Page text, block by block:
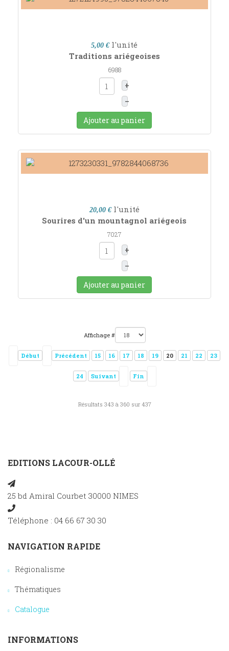
5,00 € l'unité
Traditions ariégeoises
6988
+
–
Ajouter au panier
20,00 € l'unité
Sourires d'un mountagnol ariégeois
7027
+
–
Ajouter au panier
Affichage #
Début Précédent 15 16 17 18 19 20 21 22 23
24 Suivant Fin
Résultats 343 à 360 sur 437
EDITIONS LACOUR-OLLÉ
25 bd Amiral Courbet 30000 NIMES
Téléphone : 04 66 67 30 30
NAVIGATION RAPIDE
Régionalisme
Thématiques
Catalogue
INFORMATIONS